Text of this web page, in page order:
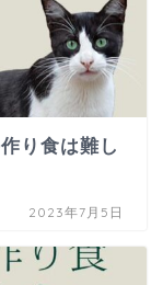
り食は難し
2023年7月5日